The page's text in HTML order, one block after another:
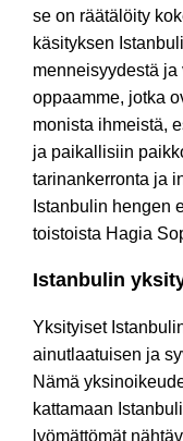
se on räätälöity
käsityksen
menneisyydestä
oppaamme, jotka
monista ihmeistä,
ja paikallisiin
tarinankerronta ja
Istanbulin hengen
toistoista Hagia
Istanbulin
Yksityiset
ainutlaatuisen ja
Nämä
kattamaan
lyömättömät